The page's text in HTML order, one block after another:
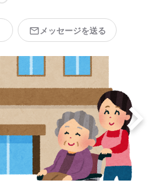
メッセージを送る